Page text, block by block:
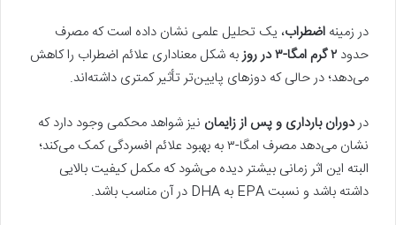
در زمینه اضطراب، یک تحلیل علمی نشان داده است که مصرف
حدود ۲گرم امگا-۳در روزبه شکل معناداری علائم اضطراب را کاهش
می‌دهد؛ در حالی که دوزهای پایین‌تر تأثیر کمتری داشته‌اند.
دردوران بارداری و پس از زایمان نیز شواهد محکمی وجود دارد که
نشان می‌دهد مصرف امگا-۳ به بهبود علائم افسردگی کمک می‌کند؛
البته این اثر زمانی بیشتر دیده می‌شود که مکمل کیفیت بالایی
داشته باشد و نسبت EPA به DHA در آن مناسب باشد.